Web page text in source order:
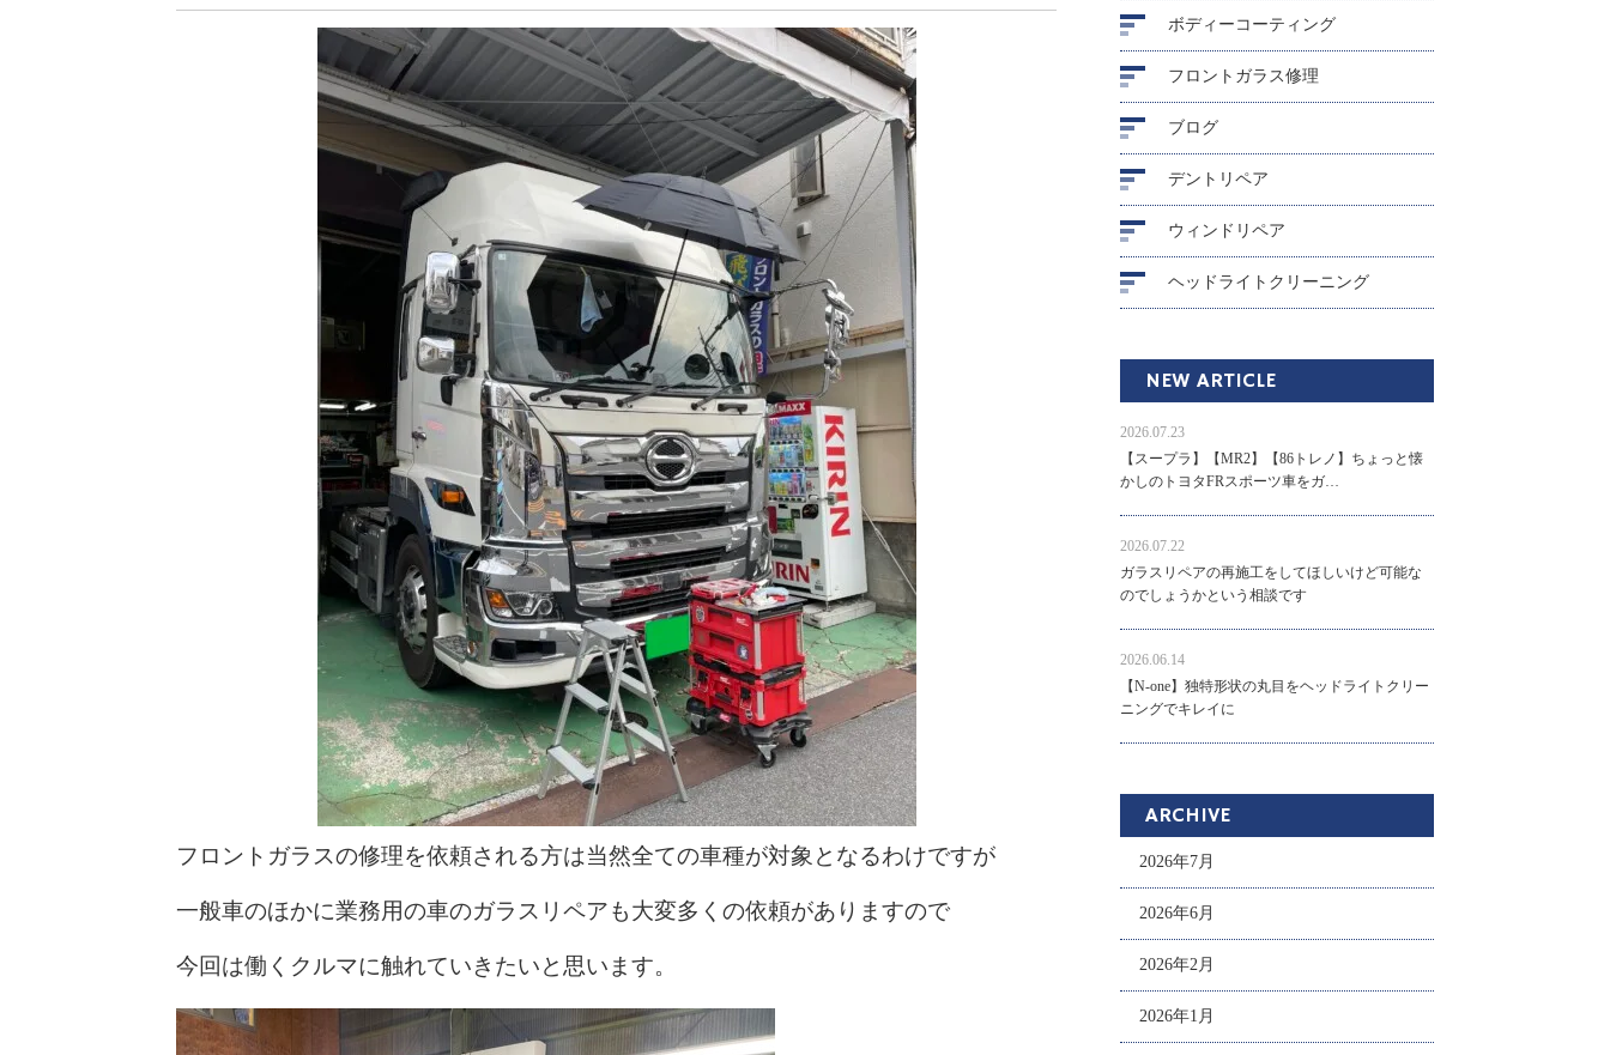
フロントガラスの修理を依頼される方は当然全ての車種が対象となるわけですが
一般車のほかに業務用の車のガラスリペアも大変多くの依頼がありますので
今回は働くクルマに触れていきたいと思います。
ボディーコーティング
フロントガラス修理
ブログ
デントリペア
ウィンドリペア
ヘッドライトクリーニング
NEW ARTICLE
2026.07.23
【スープラ】【MR2】【86トレノ】ちょっと懐
かしのトヨタFRスポーツ車をガ…
2026.07.22
ガラスリペアの再施工をしてほしいけど可能な
のでしょうかという相談です
2026.06.14
【N-one】独特形状の丸目をヘッドライトクリー
ニングでキレイに
ARCHIVE
2026年7月
2026年6月
2026年2月
2026年1月